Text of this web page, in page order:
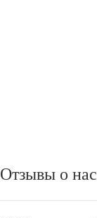
Отзывы о нас